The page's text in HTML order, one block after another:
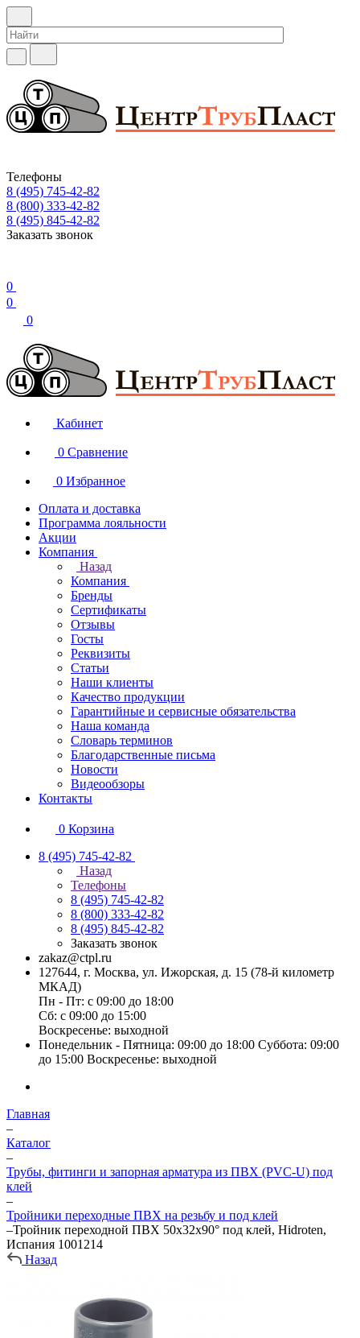
Телефоны
8 (495) 745-42-82
8 (800) 333-42-82
8 (495) 845-42-82
Заказать звонок
0
0
0
Кабинет
0 Сравнение
0 Избранное
Оплата и доставка
Программа лояльности
Акции
Компания
Назад
Компания
Бренды
Сертификаты
Отзывы
Госты
Реквизиты
Статьи
Наши клиенты
Качество продукции
Гарантийные и сервисные обязательства
Наша команда
Словарь терминов
Благодарственные письма
Новости
Видеообзоры
Контакты
0 Корзина
8 (495) 745-42-82
Назад
Телефоны
8 (495) 745-42-82
8 (800) 333-42-82
8 (495) 845-42-82
Заказать звонок
zakaz@ctpl.ru
127644, г. Москва, ул. Ижорская, д. 15 (78-й километр
МКАД)
Пн - Пт: с 09:00 до 18:00
Сб: с 09:00 до 15:00
Воскресенье: выходной
Понедельник - Пятница: 09:00 до 18:00 Суббота: 09:00
до 15:00 Воскресенье: выходной
Главная
–
Каталог
–
Трубы, фитинги и запорная арматура из ПВХ (PVC-U) под
клей
–
Тройники переходные ПВХ на резьбу и под клей
–Тройник переходной ПВХ 50х32х90° под клей, Hidroten,
Испания 1001214
Назад